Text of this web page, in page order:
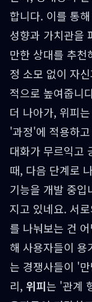
합니다. 이를 통
성향과 가치관을
만한 상대를 추
정 소모 없이 자
적으로 높여줍니
더 나아가, 위피
'과정'에 적용하
대화가 무르익고
때, 다음 단계로
기능을 개발 중
지고 있네요. 서
를 나눠보는 건
해 사용자들이 용
는 경쟁사들이 '
리, 위피는 '관계